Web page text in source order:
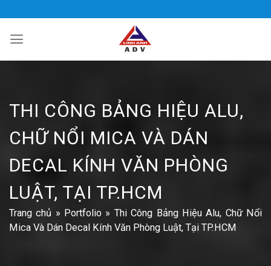
qua
nội
THI CÔNG BẢNG HIỆU ALU,
CHỮ NỔI MICA VÀ DÁN
DECAL KÍNH VĂN PHÒNG
LUẬT, TẠI TP.HCM
Trang chủ » Portfolio » Thi Công Bảng Hiệu Alu, Chữ Nổi
Mica Và Dán Decal Kính Văn Phòng Luật, Tại TP.HCM